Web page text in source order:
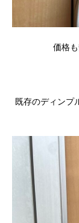
価格
既存のディンプ